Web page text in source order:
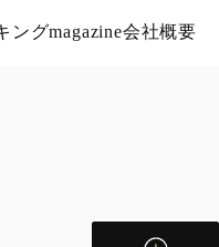
ングmagazine会社概要